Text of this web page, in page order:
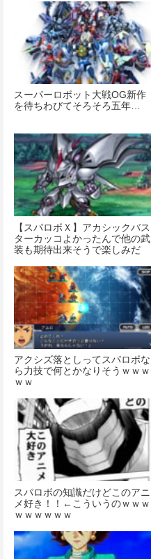
スーパーロボット大戦OG新作
を待ちわびてそろそろ五年…
【スパロボＸ】アカシックバス
ターカッコよかったんで他の武
装も期待出来そうで楽しみだ
アクシズ落としってスパロボな
ら力技で何とかなりそうｗｗｗ
ｗｗ
スパロボの知識だけどこのアニ
メ好き！！←こういうのｗｗｗ
ｗｗｗｗｗｗ